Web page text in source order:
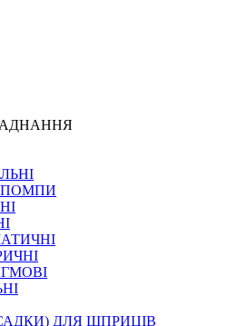
ПОМПИ
ДЛЯ ШПРИЦІВ